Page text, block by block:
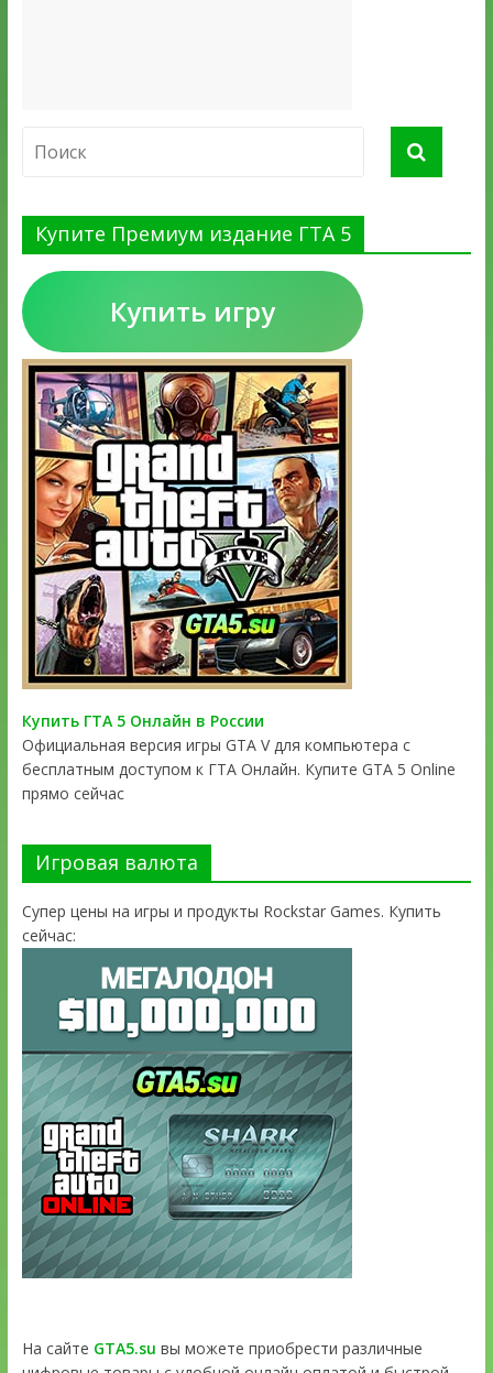
Купите Премиум издание ГТА 5
Купить игру
Купить ГТА 5 Онлайн в России
Официальная версия игры GTA V для компьютера с
бесплатным доступом к ГТА Онлайн. Купите GTA 5 Online
прямо сейчас
Игровая валюта
Супер цены на игры и продукты Rockstar Games. Купить
сейчас:
На сайте GTA5.su вы можете приобрести различные